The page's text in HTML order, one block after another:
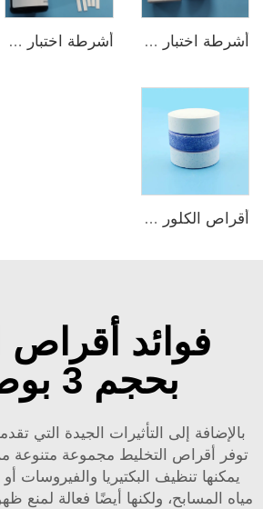
أشرطة اختبار ماء الشرب 9 في 1 أشرطة اختبار سريع ودقيق للمسبح 15 في 1 لماء الشرب
أقراص الكلور TCCA للبассين
فوائد أقراص
بحجم 3 بوصات
بالإضافة إلى التأثيرات الجيدة التي
توفر أقراص التخليط مجموعة متنوعة
يمكنها تنظيف البكتيريا والفيروسات
مياه المسابح، ولكنها أيضًا فعالة لمنع